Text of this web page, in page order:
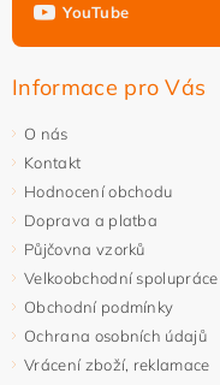
YouTube
Informace pro Vás
O nás
Kontakt
Hodnocení obchodu
Doprava a platba
Půjčovna vzorků
Velkoobchodní
Obchodní podmínky
Ochrana osobních údajů
Vrácení zboží, reklamace